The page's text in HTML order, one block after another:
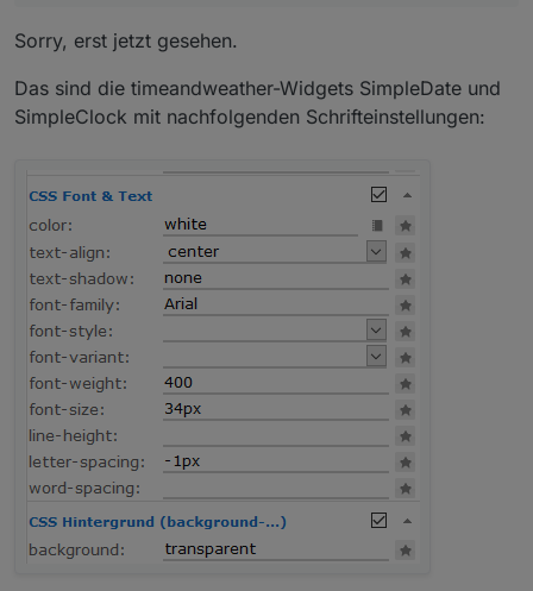
Sorry, erst jetzt gesehen.
Das sind die timeandweather-Widgets SimpleDate und
SimpleClock mit nachfolgenden Schrifteinstellungen: